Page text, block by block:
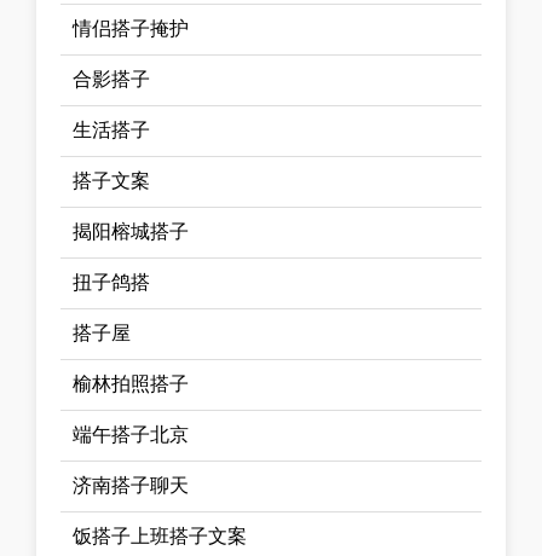
情侣搭子掩护
合影搭子
生活搭子
搭子文案
揭阳榕城搭子
扭子鸽搭
搭子屋
榆林拍照搭子
端午搭子北京
济南搭子聊天
饭搭子上班搭子文案